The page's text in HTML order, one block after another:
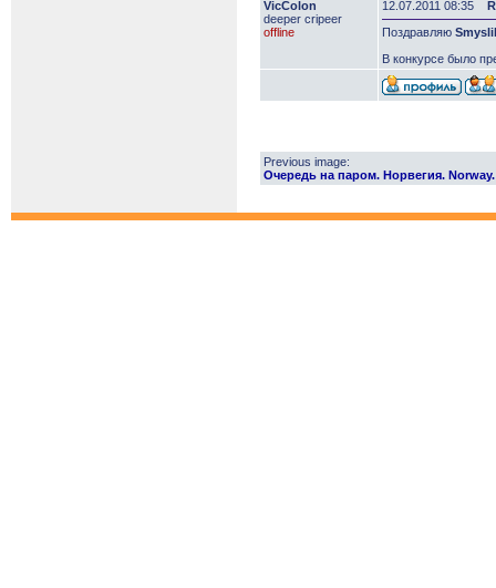
VicColon
deeper сripeer
offline
12.07.2011 08:35
Поздравляю
В конкурсе было
Previous image:
Очередь на паром. Норвегия. Norway.